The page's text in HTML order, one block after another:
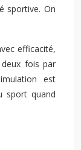
sportive. On
efficacité,
deux fois par
est
sport quand